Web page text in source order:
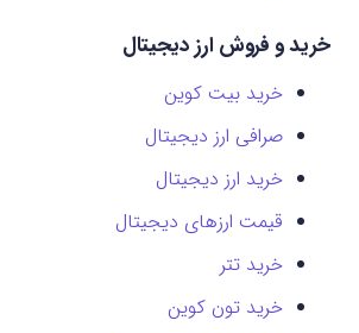
خرید و فروش ارز دیجیتال
خرید بیت کوین
صرافی ارز دیجیتال
خرید ارز دیجیتال
قیمت ارزهای دیجیتال
خرید تتر
خرید تون کوین